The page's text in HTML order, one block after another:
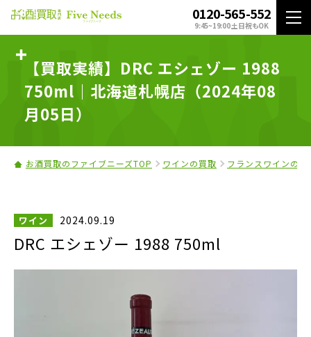
0120-565-552
9:45~19:00 土日祝もOK
【買取実績】DRC エシェゾー 1988
750ml｜北海道札幌店（2024年08
月05日）
お酒買取のファイブニーズTOP ワインの買取 フランスワインの買
ワイン 2024.09.19
DRC エシェゾー 1988 750ml